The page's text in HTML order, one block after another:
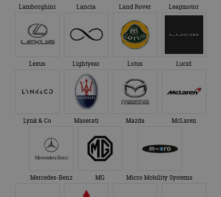
Lamborghini Lancia Land Rover Leapmotor
Lexus Lightyear Lotus Lucid
Lynk & Co Maserati Mazda McLaren
Mercedes-Benz MG Micro Mobility Systems